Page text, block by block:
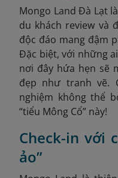
Mongo Land Đà Lạt
du khách review và
độc đáo mang đậm
Đặc biệt, với những
nơi đây hứa hẹn sẽ
đẹp như tranh vẽ.
nghiệm không thể
“tiểu Mông Cổ” này!
Check-in với
ảo”